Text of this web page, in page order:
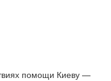
помощи Киеву —